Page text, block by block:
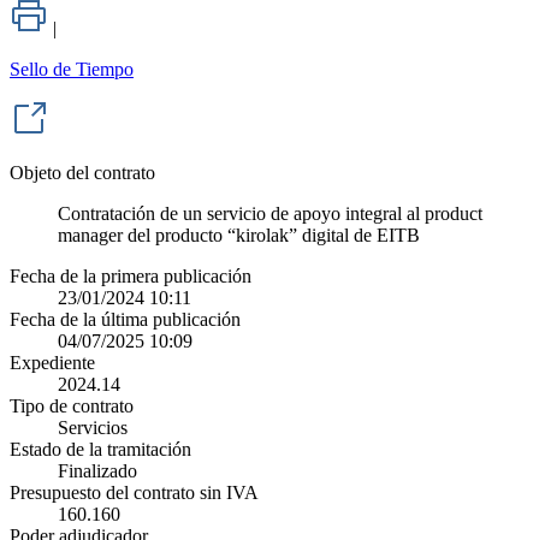
|
Sello de Tiempo
Objeto del contrato
Contratación de un servicio de apoyo integral al product
manager del producto “kirolak” digital de EITB
Fecha de la primera publicación
23/01/2024 10:11
Fecha de la última publicación
04/07/2025 10:09
Expediente
2024.14
Tipo de contrato
Servicios
Estado de la tramitación
Finalizado
Presupuesto del contrato sin IVA
160.160